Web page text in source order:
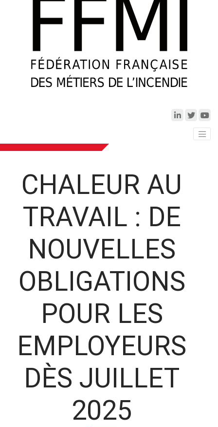
CHALEUR AU
TRAVAIL : DE
NOUVELLES
OBLIGATIONS
POUR LES
EMPLOYEURS
DÈS JUILLET
2025